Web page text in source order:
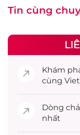
Tin cùng
Khám
cùng
Dòng
nhất